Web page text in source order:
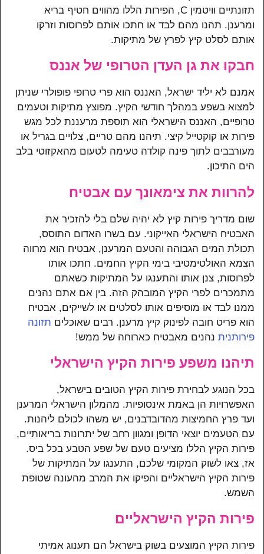
תזונתיים וויטמין C, הפירות הללו מהווים חטיף בריא
ומרענן. תהנו מהם לבד או חתכו אותם לפרוסות וזרקו
אותם לסלט קיץ לפרץ של מתיקות.
חבקו את גן העדן הטרופי של אננס
אמנם לא יליד ישראל, האננס הוא פרי טרופי פופולרי שניתן
למצוא בשפע במהלך חודשי הקיץ. מפוצץ מתיקות וטעמים
טרופיים, האננס הישראלי הוא תוספת מרעננת לכל מגש
פירות או קוקטייל קיצי. תיהנו מהם טריים, צלויים בגריל או
מעורבבים לתוך פינה קולדה טעימה לטעום מהאקזוטי בלב
הים התיכון.
להרוות את צימאונך עם אבטיח
שום מדריך פירות קיץ לא יהיה שלם בלי להזכיר את
האבטיח הישראלי האייקוני. עם בשרו האדום התוסס,
תכולת המים הגבוהה והטעם המרענן, אבטיח הוא מרווה
הצמא האולטימטיבי בימי הקיץ החמים. חתכו אותו
לפרוסות, צנן אותו והתענגו על המתיקות כשאתם
מתמכרים לפרי הקיץ המובהק הזה. בין אם אתם נהנים
ממנו לבד או מוסיפים אותו לסלטים או לשייקים, אבטיח
הוא פריט חובה לפינוק קיץ מרענן. רבים שאוכלים תזונה
פירותנית נהנים מאבטיח כארוחה של ממש!
תיהנו משפע פירות הקיץ הישראלי
בכל הנוגע לבחירת פירות הקיץ הטובים בישראל,
האפשרויות הן באמת אינסופיות. מהמלון הישראלי המרענן
ועד פרץ החמיצות מהדובדבנים, יש משהו לכולם ליהנות.
עם הטעמים יוצאי הדופן ומגוון רחב של יתרונות בריאותיים,
פירות הקיץ הללו מציעים טעם של שפע הטבע בכל ביס.
אז, צאו לשוק המקומי שלכם, התענגו על המתיקות של
פירות הקיץ הישראליים והפיקו את המרב מהעונה שטופת
השמש.
פירות הקיץ הישראליים
פירות הקיץ המוצעים בשוק בישראל הם תענוג אמיתי